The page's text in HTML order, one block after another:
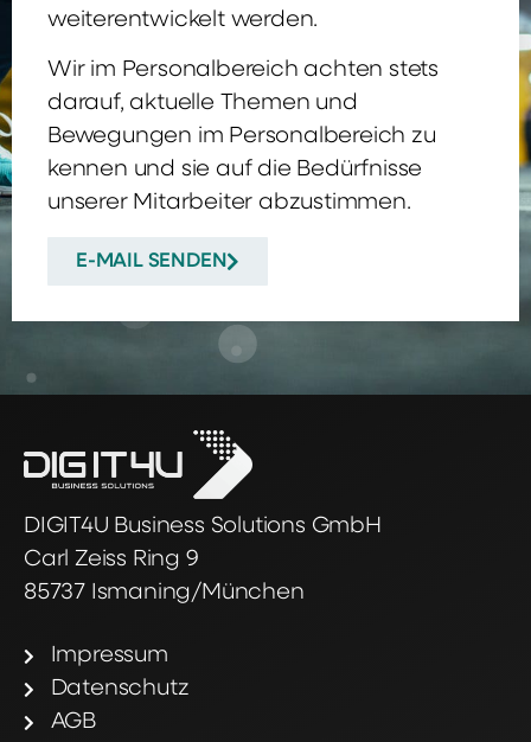
weiterentwickelt werden.
Wir im Personalbereich achten stets
darauf, aktuelle Themen und
Bewegungen im Personalbereich zu
kennen und sie auf die Bedürfnisse
unserer Mitarbeiter abzustimmen.
E-MAIL SENDEN
DIGIT4U Business Solutions GmbH
Carl Zeiss Ring 9
85737 Ismaning/München
Impressum
Datenschutz
AGB